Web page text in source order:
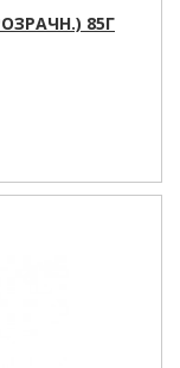
85Г